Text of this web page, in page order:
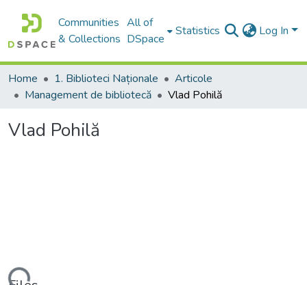
Communities
& Collections
All of
DSpace
Statistics Log In
Home 1. Biblioteci Naționale
Articole
Management de bibliotecă
Vlad Pohilă
Vlad Pohilă